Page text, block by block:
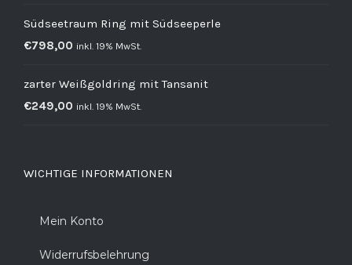
Südseetraum Ring mit Südseeperle
€798,00 inkl. 19% MwSt.
zarter Weißgoldring mit Tansanit
€249,00 inkl. 19% MwSt.
WICHTIGE INFORMATIONEN
Mein Konto
Widerrufsbelehrung